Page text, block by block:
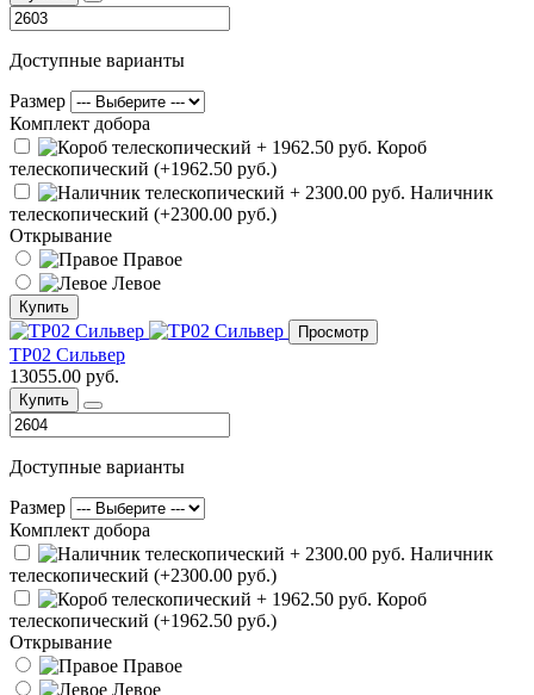
Доступные варианты
Размер
Комплект добора
Короб
телескопический (+1962.50 руб.)
Наличник
телескопический (+2300.00 руб.)
Открывание
Правое
Левое
Купить
Просмотр
ТР02 Сильвер
13055.00 руб.
Купить
Доступные варианты
Размер
Комплект добора
Наличник
телескопический (+2300.00 руб.)
Короб
телескопический (+1962.50 руб.)
Открывание
Правое
Левое